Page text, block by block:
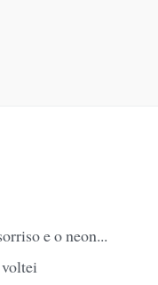
e o neon...